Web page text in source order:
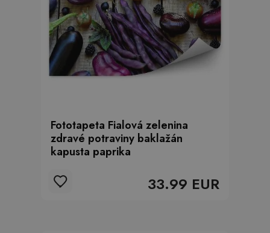
Fototapeta Fialová zelenina
zdravé potraviny baklažán
kapusta paprika
33.99 EUR